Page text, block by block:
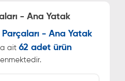
- Ana Yatak
- Ana Yatak
ait 62 adet ürün